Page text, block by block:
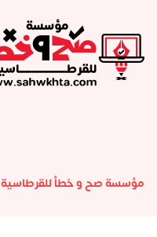
مؤسسة صح و خطأ للقرطاسية